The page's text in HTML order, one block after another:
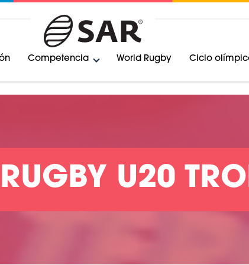
Competencia World Rugby Ciclo
U20